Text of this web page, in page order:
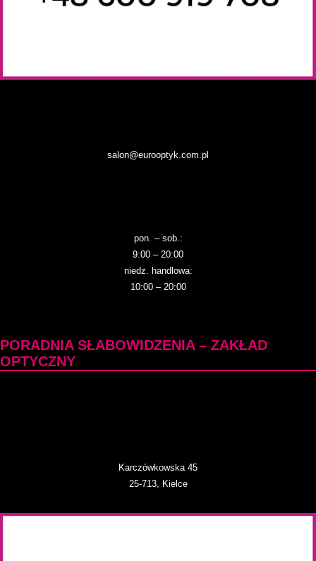
salon@eurooptyk.com.pl
pon. – sob.:
9:00 – 20:00
niedz. handlowa:
10:00 – 20:00
PORADNIA SŁABOWIDZENIA – ZAKŁAD
OPTYCZNY
Karczówkowska 45
25-713, Kielce